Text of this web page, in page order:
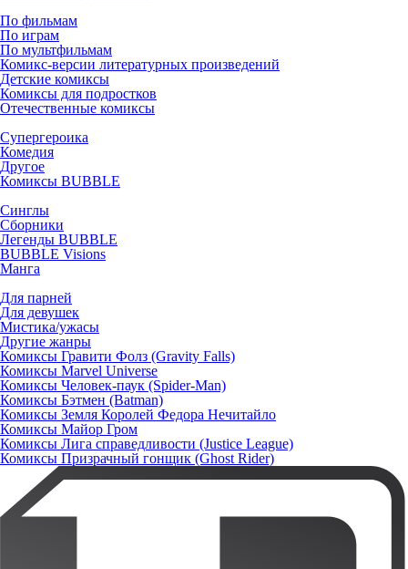
По фильмам
По играм
По мультфильмам
Комикс-версии литературных произведений
Детские комиксы
Комиксы для подростков
Отечественные комиксы
Супергероика
Комедия
Другое
Комиксы BUBBLE
Синглы
Сборники
Легенды BUBBLE
BUBBLE Visions
Манга
Для парней
Для девушек
Мистика/ужасы
Другие жанры
Комиксы Гравити Фолз (Gravity Falls)
Комиксы Marvel Universe
Комиксы Человек-паук (Spider-Man)
Комиксы Бэтмен (Batman)
Комиксы Земля Королей Федора Нечитайло
Комиксы Майор Гром
Комиксы Лига справедливости (Justice League)
Комиксы Призрачный гонщик (Ghost Rider)